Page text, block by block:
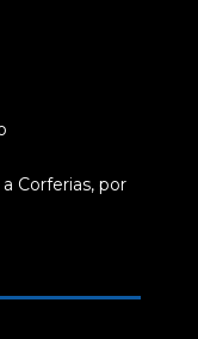
Corferias, por